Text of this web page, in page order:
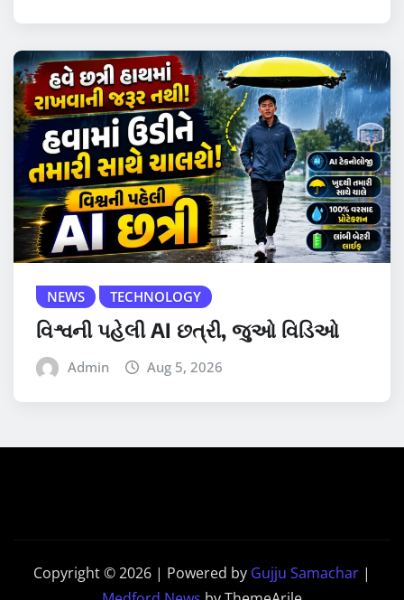
NEWS TECHNOLOGY
વિશ્વની પહેલી AI છત્રી, જુઓ વિડિઓ
Admin Aug 5, 2026
Copyright © 2026 | Powered by Gujju Samachar |